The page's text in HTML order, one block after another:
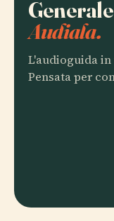
Audiala.
L'audioguida
Pensata per